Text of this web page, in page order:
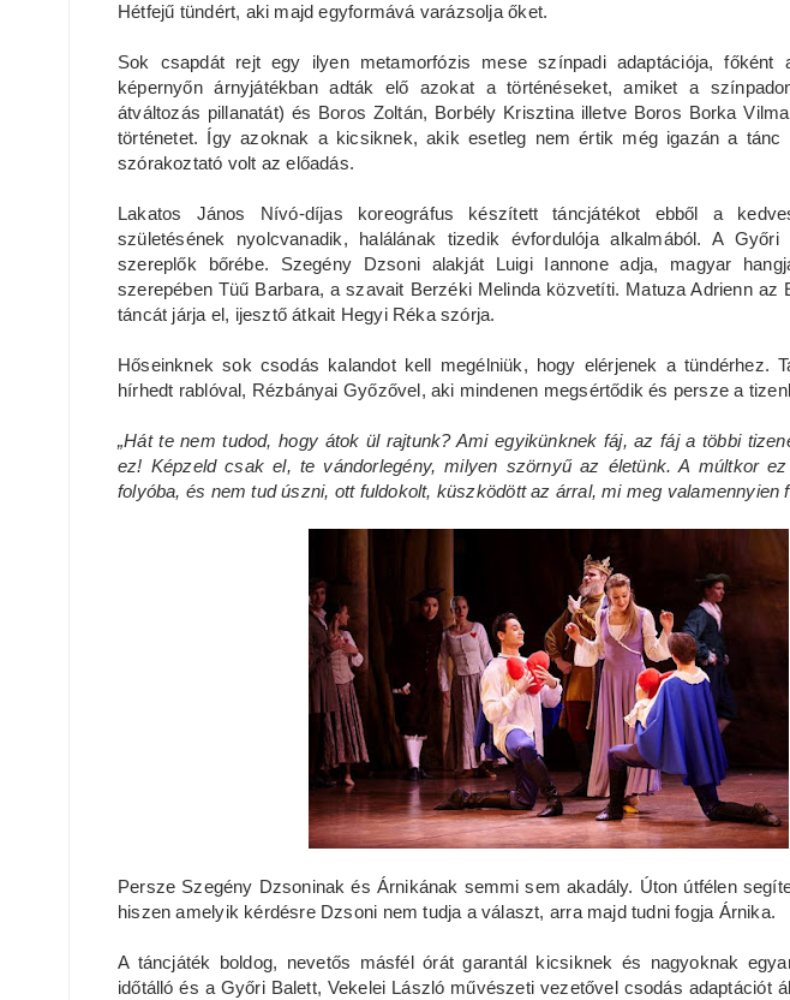
Hétfejű tündért, aki majd egyformává varázsolja őket.
Sok csapdát rejt egy ilyen metamorfózis mese színpadi adaptációja, főként
képernyőn árnyjátékban adták elő azokat a történéseket, amiket a
átváltozás pillanatát) és Boros Zoltán, Borbély Krisztina illetve Boros Borka
történetet. Így azoknak a kicsiknek, akik esetleg nem értik még igazán a tánc
szórakoztató volt az előadás.
Lakatos János Nívó-díjas koreográfus készített táncjátékot ebből a
születésének nyolcvanadik, halálának tizedik évfordulója alkalmából. A
szereplők bőrébe. Szegény Dzsoni alakját Luigi Iannone adja, magyar
szerepében Tüű Barbara, a szavait Berzéki Melinda közvetíti. Matuza Adrienn az
táncát járja el, ijesztő átkait Hegyi Réka szórja.
Hőseinknek sok csodás kalandot kell megélniük, hogy elérjenek a tündérhez.
hírhedt rablóval, Rézbányai Győzővel, aki mindenen megsértődik és persze a
„Hát te nem tudod, hogy átok ül rajtunk? Ami egyikünknek fáj, az fáj a többi
ez! Képzeld csak el, te vándorlegény, milyen szörnyű az életünk. A múltkor
folyóba, és nem tud úszni, ott fuldokolt, küszködött az árral, mi meg valamennyien
Persze Szegény Dzsoninak és Árnikának semmi sem akadály. Úton útfélen
hiszen amelyik kérdésre Dzsoni nem tudja a választ, arra majd tudni fogja Árnika.
A táncjáték boldog, nevetős másfél órát garantál kicsiknek és nagyoknak
időtálló és a Győri Balett, Vekelei László művészeti vezetővel csodás adaptációt